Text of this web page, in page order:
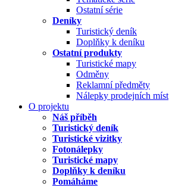
Ostatní série
Deníky
Turistický deník
Doplňky k deníku
Ostatní produkty
Turistické mapy
Odměny
Reklamní předměty
Nálepky prodejních míst
O projektu
Náš příběh
Turistický deník
Turistické vizitky
Fotonálepky
Turistické mapy
Doplňky k deníku
Pomáháme